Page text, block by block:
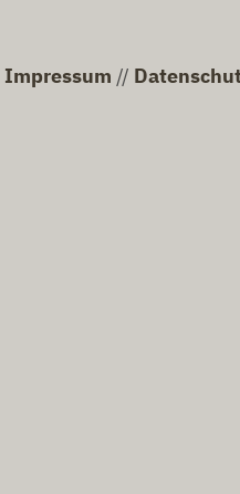
Impressum //